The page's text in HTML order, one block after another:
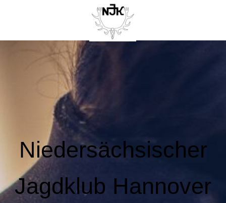
Niedersächsischer
Jagdklub Hannover